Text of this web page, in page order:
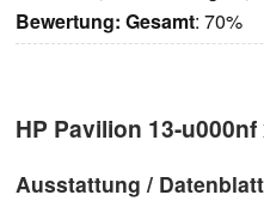
Bewertung: Gesamt: 70%
HP Pavilion 13-u000nf
Ausstattung / Datenblatt